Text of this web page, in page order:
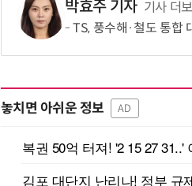
박효주 기자 기사 더
TS, 풍수해·철도 통합
놓치면 아쉬운 정보 AD